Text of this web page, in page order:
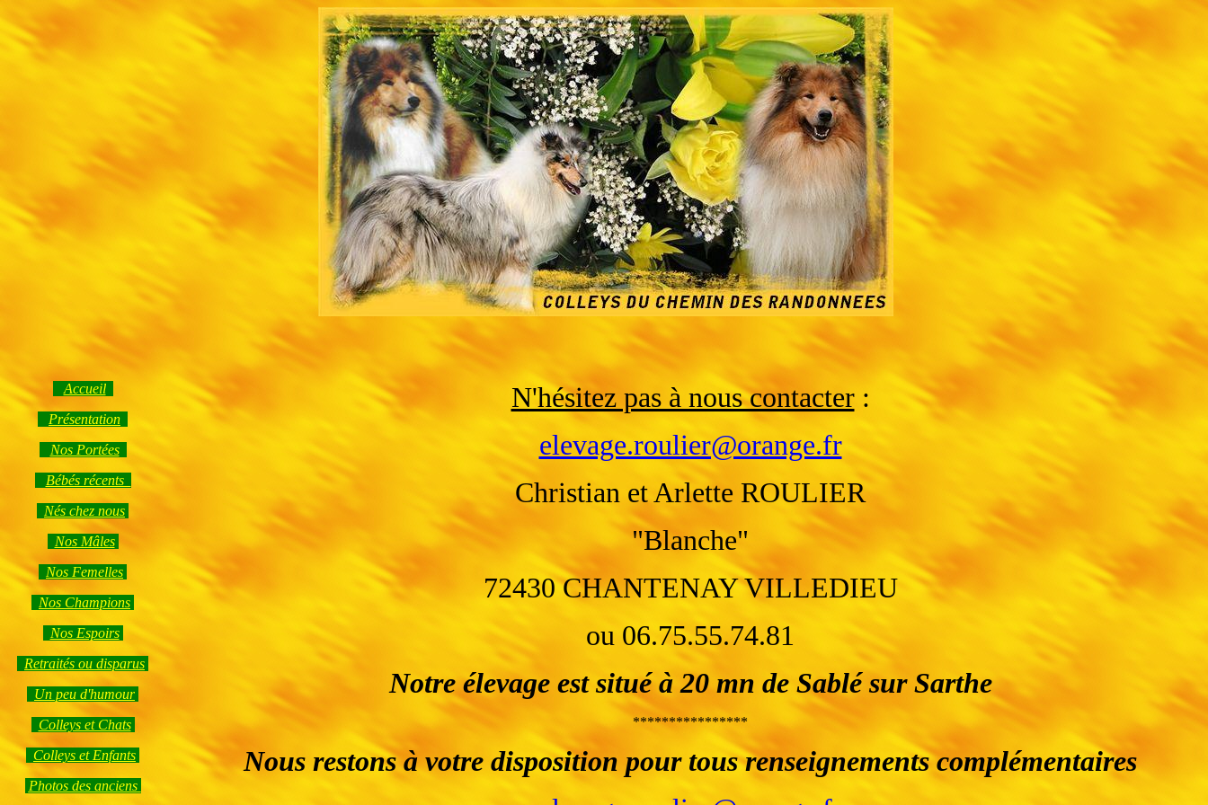
Accueil
Présentation
Nos Portées
Bébés récents
Nés chez nous
Nos Mâles
Nos Femelles
Nos Champions
Nos Espoirs
Retraités ou disparus
Un peu d'humour
Colleys et Chats
Colleys et Enfants
Photos des anciens
N'hésitez pas à nous contacter:
elevage.roulier@orange.fr
Christian et Arlette ROULIER
"Blanche"
72430 CHANTENAY VILLEDIEU
ou 06.75.55.74.81
Notre élevage est situé à 20 mn de Sablé sur Sarthe
****************
Nous restons à votre disposition pour tous renseignements complémentaires